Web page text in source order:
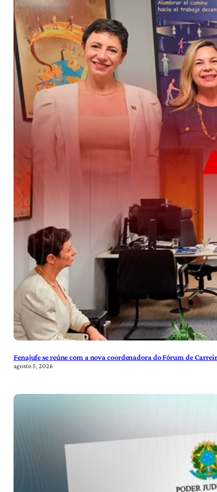
Fenajufe se reúne com a nova coordenadora do Fórum de
agosto 5, 2026